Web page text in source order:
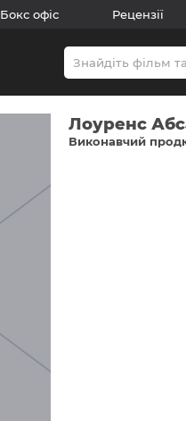
Бокс офіс Рецензії
Лоуренс
Виконавчий